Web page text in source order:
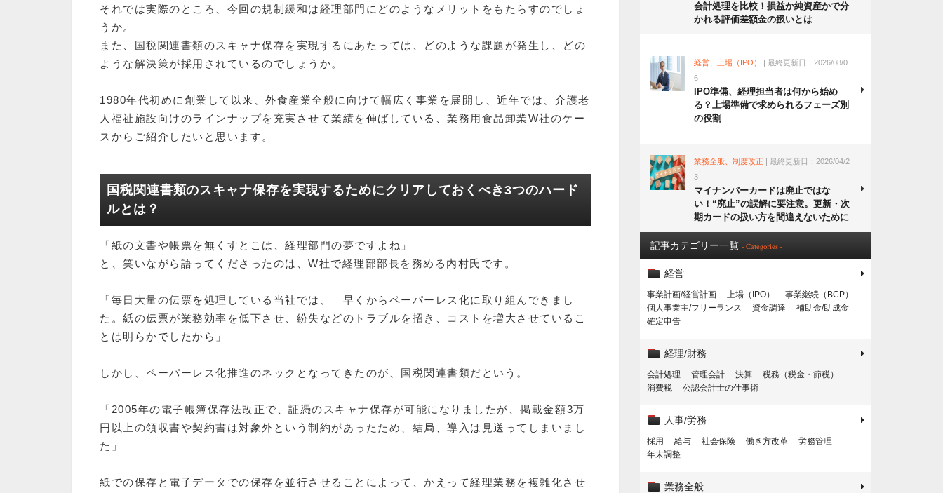
それでは実際のところ、今回の規制緩和は経理部門にどのようなメリットをもたらすのでしょ
うか。
また、国税関連書類のスキャナ保存を実現するにあたっては、どのような課題が発生し、どの
ような解決策が採用されているのでしょうか。
1980年代初めに創業して以来、外食産業全般に向けて幅広く事業を展開し、近年では、介護老
人福祉施設向けのラインナップを充実させて業績を伸ばしている、業務用食品卸業W社のケー
スからご紹介したいと思います。
国税関連書類のスキャナ保存を実現するためにクリアしておくべき3つのハード
ルとは？
「紙の文書や帳票を無くすとこは、経理部門の夢ですよね」
と、笑いながら語ってくださったのは、W社で経理部部長を務める内村氏です。
「毎日大量の伝票を処理している当社では、 早くからペーパーレス化に取り組んできまし
た。紙の伝票が業務効率を低下させ、紛失などのトラブルを招き、コストを増大させているこ
とは明らかでしたから」
しかし、ペーパーレス化推進のネックとなってきたのが、国税関連書類だという。
「2005年の電子帳簿保存法改正で、証憑のスキャナ保存が可能になりましたが、掲載金額3万
円以上の領収書や契約書は対象外という制約があったため、結局、導入は見送ってしまいまし
た」
紙での保存と電子データでの保存を並行させることによって、かえって経理業務を複雑化させ
会計処理を比較！損益か純資産かで分
かれる評価差額金の扱いとは
経営、上場（IPO）
| 最終更新日：2026/08/0
6
IPO準備、経理担当者は何から始め
る？上場準備で求められるフェーズ別
の役割
業務全般、制度改正 | 最終更新日：2026/04/2
3
マイナンバーカードは廃止ではな
い！“廃止”の誤解に要注意。更新・次
期カードの扱い方を間違えないために
記事カテゴリー一覧 - Categories -
経営
事業計画/経営計画 上場（IPO）
事業継続（BCP）
個人事業主/フリーランス
資金調達
補助金/助成金
確定申告
経理/財務
会計処理 管理会計 決算
税務（税金・節税）
消費税
公認会計士の仕事術
人事/労務
採用 給与 社会保険 働き方改革
労務管理
年末調整
業務全般